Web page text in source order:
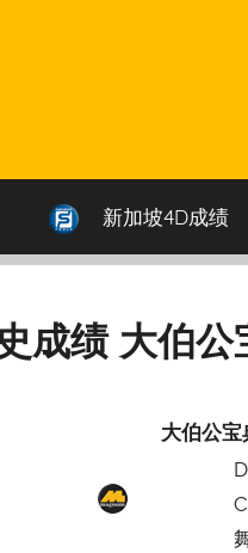
新加坡4D成绩
成绩 大伯
大伯公宝